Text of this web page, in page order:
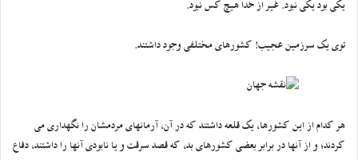
یکی بود یکی نبود. غیر از خدا هیچ کس نبود.
توی یک سرزمین عجیب! کشورهای مختلفی وجود داشتند.
هر کدام از این کشورها، یک قلعه داشتند که در آن، آرمانهای مردمشان را نگهداری می
کردند؛ و از آنها در برابر بعضی کشورهای بد، که قصد سرقت و یا نابودی آنها را داشتند، دفاع